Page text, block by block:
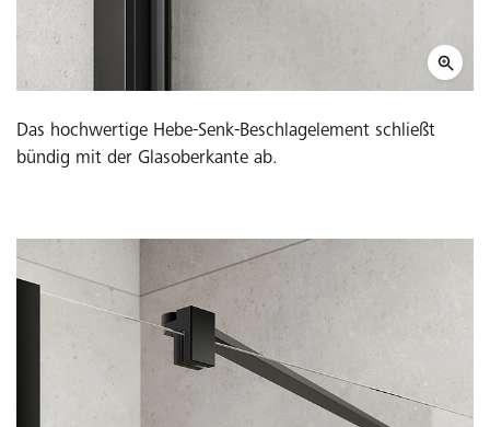
Das hochwertige Hebe-Senk-Beschlagelement schließt
bündig mit der Glasoberkante ab.